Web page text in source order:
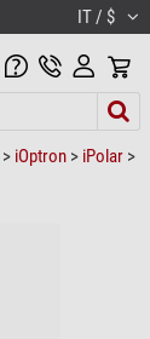
IT / $
> iOptron > iPolar >